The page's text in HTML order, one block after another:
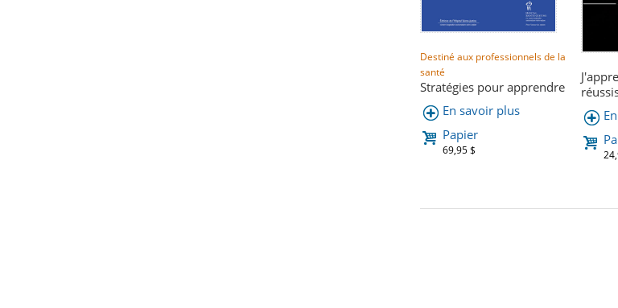
Destiné aux professionnels de la
santé
Stratégies pour apprendre
En savoir plus
Papier
69,95 $